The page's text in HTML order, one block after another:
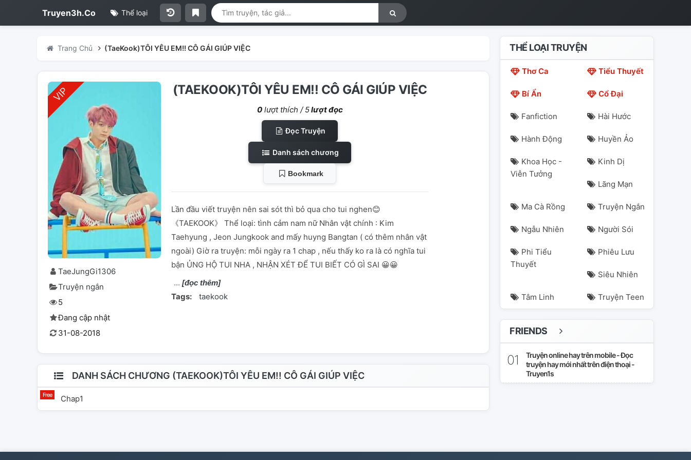
Truyen3h.Co Thể loại
Trang Chủ (TaeKook)TÔI YÊU EM!! CÔ GÁI GIÚP VIỆC
TaeJungGi1306
Truyện ngắn
5
Đang cập nhật
31-08-2018
(TAEKOOK)TÔI YÊU EM!! CÔ GÁI GIÚP VIỆC
0lượt thích / 5lượt đọc
Đọc Truyện
Danh sách chương
Bookmark
Lần đầu viết truyện nên sai sót thì bỏ qua cho tui nghen😊
《TAEKOOK》 Thể loại: tình cảm nam nữ Nhân vật chính : Kim
Taehyung , Jeon Jungkook and mấy huyng Bangtan ( có thêm nhân vật
ngoài) Giờ ra truyện: mỗi ngày ra 1 chap , nếu thấy ko ra là có nghĩa tui
bận ỦNG HỘ TUI NHA , NHẬN XÉT ĐỂ TUI BIẾT CÓ GÌ SAI 😀😀
[đọc thêm]
Tags: taekook
DANH SÁCH CHƯƠNG (TAEKOOK)TÔI YÊU EM!! CÔ GÁI GIÚP VIỆC
Chap1
THỂ LOẠI TRUYỆN
Thơ Ca Tiểu Thuyết
Bí Ẩn Cổ Đại
Fanfiction Hài Hước
Hành Động Huyền Ảo
Khoa Học -
Viễn Tưởng
Kinh Dị
Lãng Mạn
Ma Cà Rồng Truyện Ngắn
Ngẫu Nhiên Người Sói
Phi Tiểu
Thuyết
Phiêu Lưu
Siêu Nhiên
Tâm Linh Truyện Teen
FRIENDS
Truyện online hay trên mobile - Đọc
truyện hay mới nhất trên điện thoại -
Truyen1s